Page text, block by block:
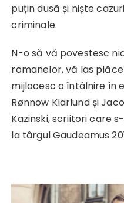
puțin dusă și niște
criminale.
N-o să vă povestesc
romanelor, vă las
mijlocesc o întâlnire în
Rønnow Klarlund și
Kazinski, scriitori care
la târgul Gaudeamus